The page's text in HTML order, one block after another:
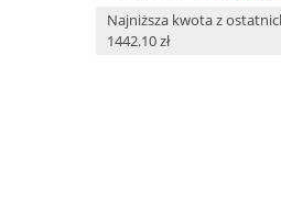
Najniższa kwota z
1442.10 zł